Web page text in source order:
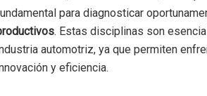
para diagnosticar
. Estas disciplinas son
automotriz, ya que permiten
y eficiencia.